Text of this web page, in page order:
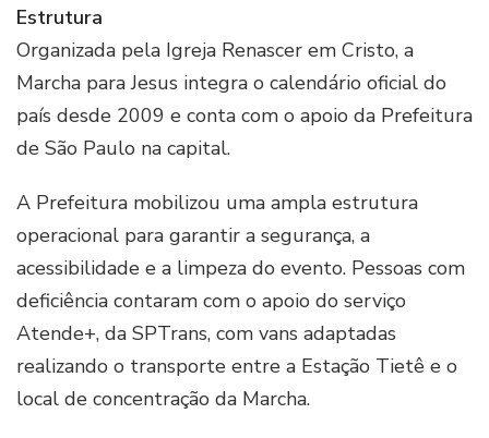
Estrutura
Organizada pela Igreja Renascer em Cristo, a
Marcha para Jesus integra o calendário oficial do
país desde 2009 e conta com o apoio da Prefeitura
de São Paulo na capital.
A Prefeitura mobilizou uma ampla estrutura
operacional para garantir a segurança, a
acessibilidade e a limpeza do evento. Pessoas com
deficiência contaram com o apoio do serviço
Atende+, da SPTrans, com vans adaptadas
realizando o transporte entre a Estação Tietê e o
local de concentração da Marcha.